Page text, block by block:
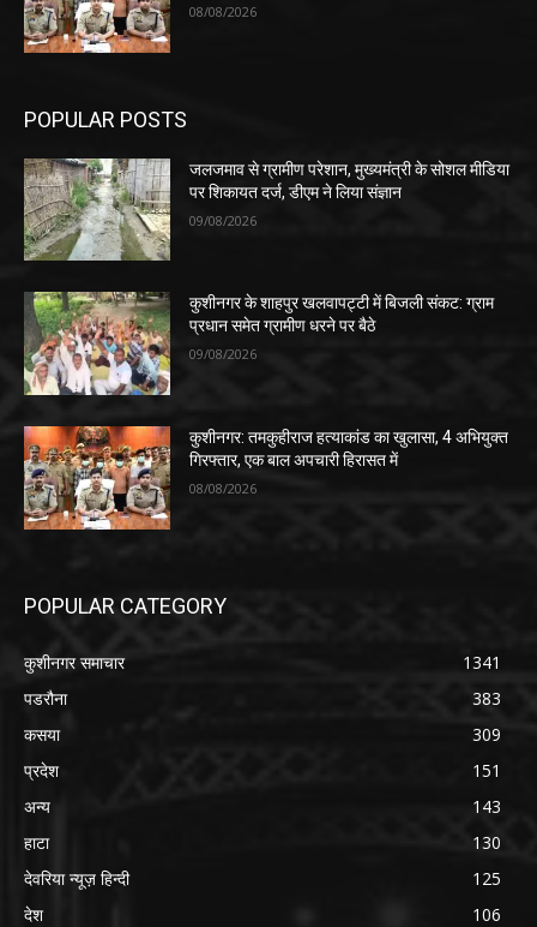
08/08/2026
POPULAR POSTS
जलजमाव से ग्रामीण परेशान, मुख्यमंत्री के सोशल मीडिया
पर शिकायत दर्ज, डीएम ने लिया संज्ञान
09/08/2026
कुशीनगर के शाहपुर खलवापट्टी में बिजली संकट: ग्राम
प्रधान समेत ग्रामीण धरने पर बैठे
09/08/2026
कुशीनगर: तमकुहीराज हत्याकांड का खुलासा, 4 अभियुक्त
गिरफ्तार, एक बाल अपचारी हिरासत में
08/08/2026
POPULAR CATEGORY
कुशीनगर समाचार
1341
पडरौना
383
कसया
309
प्रदेश
151
अन्य
143
हाटा
130
देवरिया न्यूज़ हिन्दी
125
देश
106